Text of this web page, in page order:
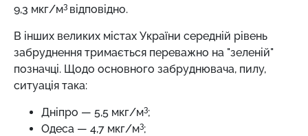
9,3 мкг/м3 відповідно.
В інших великих містах України середній рівень
забруднення тримається переважно на "зеленій"
позначці. Щодо основного забруднювача, пилу,
ситуація така:
Дніпро — 5,5 мкг/м3;
Одеса — 4,7 мкг/м3;